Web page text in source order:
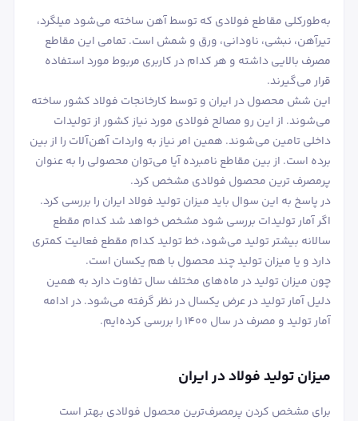
به‌طورکلی مقاطع فولادی که توسط آهن ساخته می‌شود میلگرد،
تیرآهن، نبشی، ناودانی، ورق و شمش است. تمامی این مقاطع
مصرف بالایی داشته و هر کدام در کاربری مربوط مورد استفاده
قرار می‌گیرند.
این شش محصول در ایران و توسط کارخانجات فولاد کشور ساخته
می‌شوند. از این رو مصالح فولادی مورد نیاز کشور از تولیدات
داخلی تامین می‌شوند. همین امر نیاز به واردات آهن‌آلات را از بین
برده است. از بین مقاطع نامبرده آیا می‌توان محصولی را به عنوان
پرمصرف ترین محصول فولادی مشخص کرد.
در پاسخ به این سوال باید میزان تولید فولاد ایران را بررسی کرد.
اگر آمار تولیدات بررسی شود مشخص خواهد شد کدام مقطع
سالانه بیشتر تولید می‌شود، خط تولید کدام مقطع فعالیت کمتری
دارد و یا میزان تولید چند محصول با هم یکسان است.
چون میزان تولید در ماه‌های مختلف سال تفاوت دارد به همین
دلیل آمار تولید در عرض یکسال در نظر گرفته می‌شود. در ادامه
آمار تولید و مصرف در سال 1400 را بررسی کرده‌ایم.
میزان تولید فولاد در ایران
برای مشخص کردن پرمصرف‌ترین محصول فولادی بهتر است